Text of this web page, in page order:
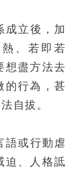
成立後，加
、若即若
想盡方法去
的行為，甚
自拔。
語或行動虐
迫、人格詆